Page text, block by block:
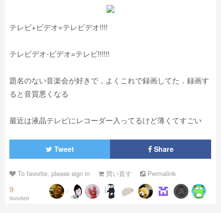
テレビ+ビデオ=テレビデオ!!!!
テレビデオ-ビデオ=テレビ!!!!!!
題名のない音楽会が好きで，よくこれで録画してた．録画す
ると音質悪くなる
最近は液晶テレビにレコーダー入ってるけど薄くてすごい
Tweet Share
To favorite, please sign in 買い直す Permalink
9
favorited